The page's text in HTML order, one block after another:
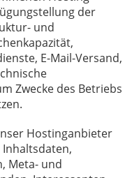
der
und
E-Mail-Versand,
Zwecke des Betriebs
Hostinganbieter
Meta- und